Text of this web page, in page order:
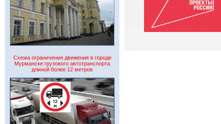
Схема ограничения движения в городе
Мурманске грузового автотранспорта
длиной более 12 метров